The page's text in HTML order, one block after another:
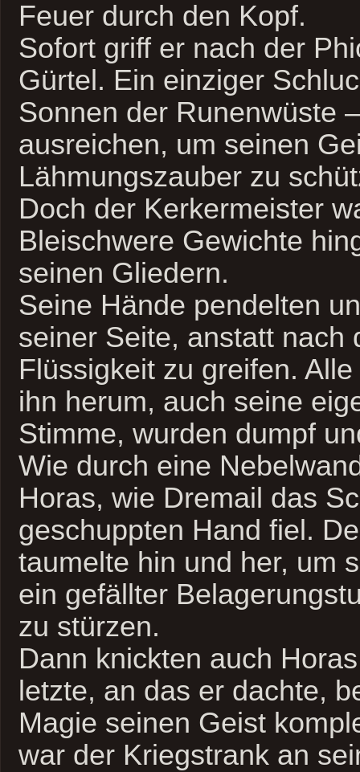
Feuer durch den Kopf.
Sofort griff er nach der
Gürtel. Ein einziger
Sonnen der Runenwüste
ausreichen, um seinen
Lähmungszauber zu
Doch der Kerkermeister
Bleischwere Gewichte
seinen Gliedern.
Seine Hände pendelten
seiner Seite, anstatt nach
Flüssigkeit zu greifen.
ihn herum, auch seine
Stimme, wurden dumpf
Wie durch eine
Horas, wie Dremail das
geschuppten Hand fiel.
taumelte hin und her, um
ein gefällter
zu stürzen.
Dann knickten auch
letzte, an das er dachte,
Magie seinen Geist
war der Kriegstrank an